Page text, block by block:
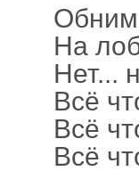
На
Нет...
Всё
Всё
Всё